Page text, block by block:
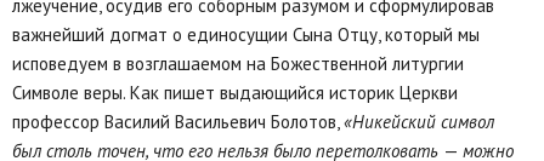
лжеучение, осудив его соборным разумом и сформулировав
важнейший догмат о единосущии Сына Отцу, который мы
исповедуем в возглашаемом на Божественной литургии
Символе веры. Как пишет выдающийся историк Церкви
профессор Василий Васильевич Болотов,«Никейский символ
был столь точен, что его нельзя было перетолковать — можно